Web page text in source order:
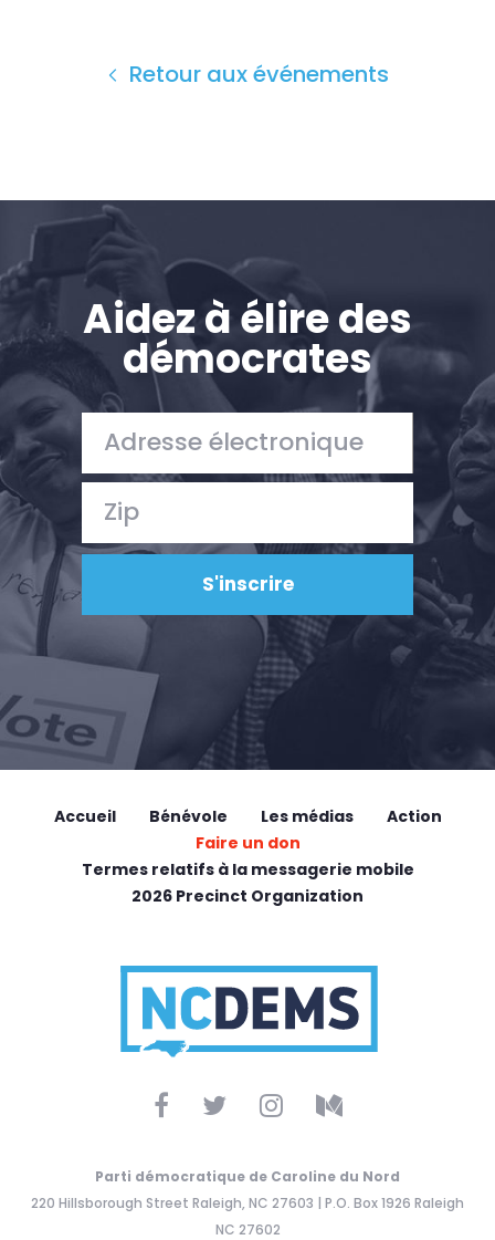
Action
Retour aux événements
Aidez à élire des
démocrates
Accueil Bénévole Les médias
Action
Faire un don
Termes relatifs à la messagerie mobile
2026 Precinct Organization
Parti démocratique de Caroline du Nord
220 Hillsborough Street Raleigh, NC 27603 | P.O. Box 1926 Raleigh
NC 27602